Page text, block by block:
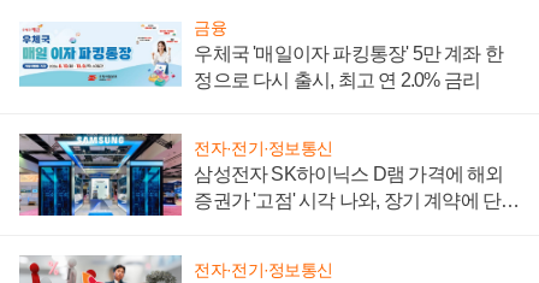
금융
우체국 '매일이자 파킹통장' 5만 계좌 한
정으로 다시 출시, 최고 연 2.0% 금리
전자·전기·정보통신
삼성전자 SK하이닉스 D램 가격에 해외
증권가 '고점' 시각 나와, 장기 계약에 단점
전자·전기·정보통신